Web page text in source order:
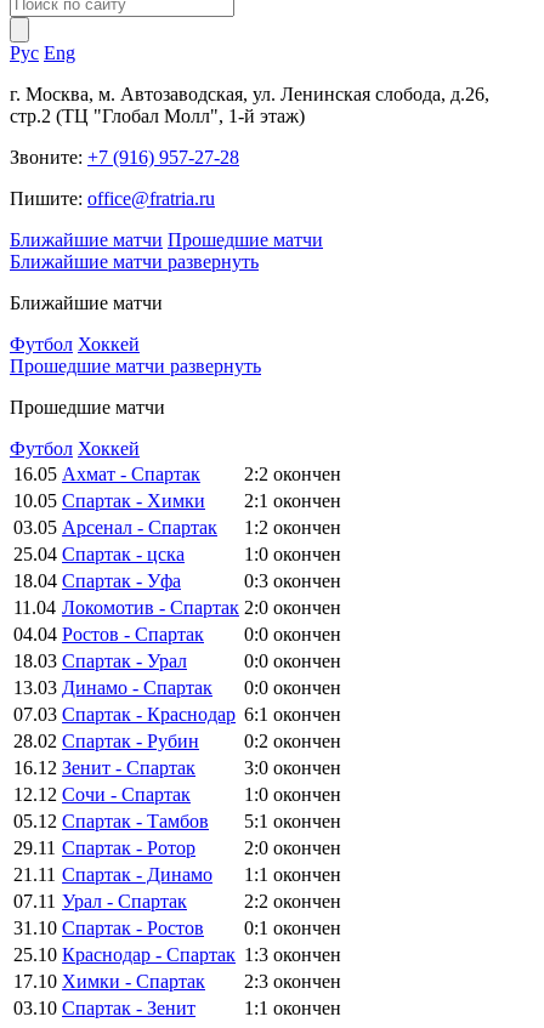
Рус Eng
г. Москва, м. Автозаводская, ул. Ленинская слобода, д.26,
стр.2 (ТЦ "Глобал Молл", 1-й этаж)
Звоните: +7 (916) 957-27-28
Пишите: office@fratria.ru
Ближайшие матчи Прошедшие матчи
Ближайшие матчи развернуть
Ближайшие матчи
Футбол Хоккей
Прошедшие матчи развернуть
Прошедшие матчи
Футбол Хоккей
16.05 Ахмат - Спартак 2:2 окончен
10.05 Спартак - Химки 2:1 окончен
03.05 Арсенал - Спартак 1:2 окончен
25.04 Спартак - цска 1:0 окончен
18.04 Спартак - Уфа 0:3 окончен
11.04 Локомотив - Спартак 2:0 окончен
04.04 Ростов - Спартак 0:0 окончен
18.03 Спартак - Урал 0:0 окончен
13.03 Динамо - Спартак 0:0 окончен
07.03 Спартак - Краснодар 6:1 окончен
28.02 Спартак - Рубин 0:2 окончен
16.12 Зенит - Спартак 3:0 окончен
12.12 Сочи - Спартак 1:0 окончен
05.12 Спартак - Тамбов 5:1 окончен
29.11 Спартак - Ротор 2:0 окончен
21.11 Спартак - Динамо 1:1 окончен
07.11 Урал - Спартак 2:2 окончен
31.10 Спартак - Ростов 0:1 окончен
25.10 Краснодар - Спартак 1:3 окончен
17.10 Химки - Спартак 2:3 окончен
03.10 Спартак - Зенит 1:1 окончен